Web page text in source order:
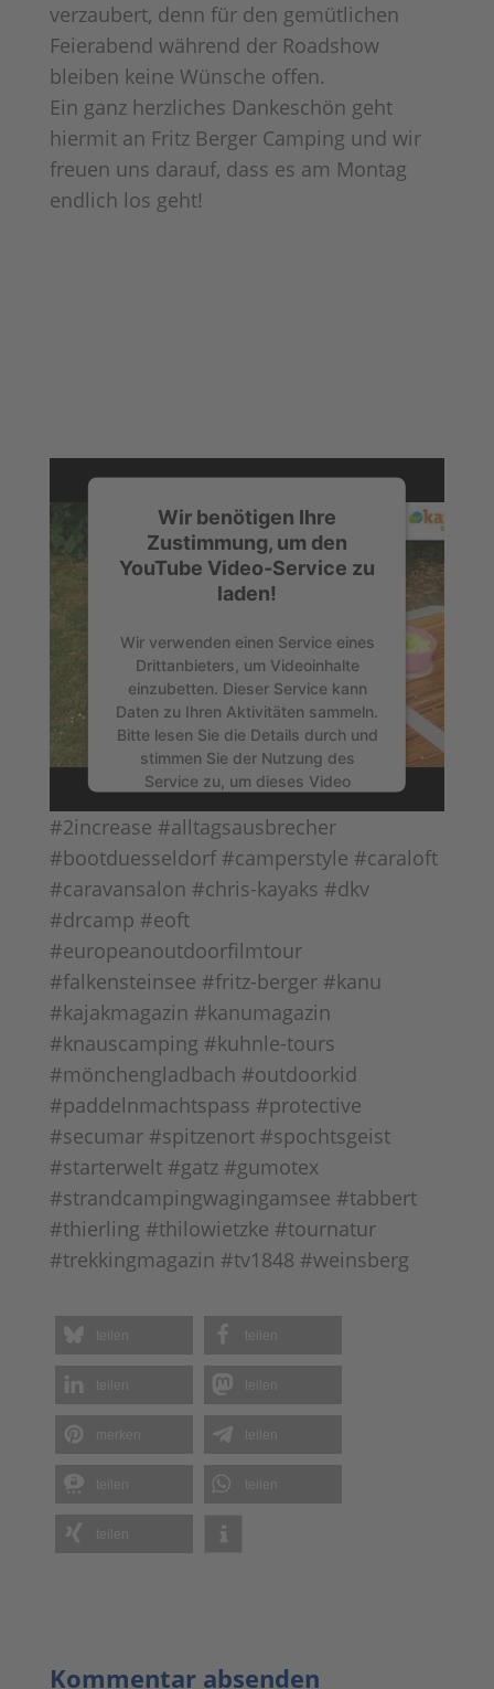
verzaubert, denn für den gemütlichen
Feierabend während der Roadshow
bleiben keine Wünsche offen.
Ein ganz herzliches Dankeschön geht
hiermit an Fritz Berger Camping und wir
freuen uns darauf, dass es am Montag
endlich los geht!
Wir benötigen Ihre
Zustimmung, um den
YouTube Video-Service zu
laden!
Wir verwenden einen Service eines
Drittanbieters, um Videoinhalte
einzubetten. Dieser Service kann
Daten zu Ihren Aktivitäten sammeln.
Bitte lesen Sie die Details durch und
stimmen Sie der Nutzung des
Service zu, um dieses Video
Mehr Informationen
powered byUsercentrics Consent
Management Platform&eRecht24
#2increase #alltagsausbrecher
#bootduesseldorf #camperstyle #caraloft
#caravansalon #chris-kayaks #dkv
#drcamp #eoft
#europeanoutdoorfilmtour
#falkensteinsee #fritz-berger #kanu
#kajakmagazin #kanumagazin
#knauscamping #kuhnle-tours
#mönchengladbach #outdoorkid
#paddelnmachtspass #protective
#secumar #spitzenort #spochtsgeist
#starterwelt #gatz #gumotex
#strandcampingwagingamsee #tabbert
#thierling #thilowietzke #tournatur
#trekkingmagazin #tv1848 #weinsberg
teilen teilen
teilen teilen
teilen
teilen teilen
teilen
Kommentar absenden